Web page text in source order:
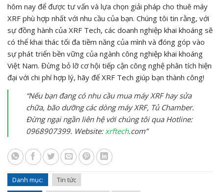
hôm nay để được tư vấn và lựa chọn giải pháp cho thuê máy
XRF phù hợp nhất với nhu cầu của bạn. Chúng tôi tin rằng, với
sự đồng hành của XRF Tech, các doanh nghiệp khai khoáng sẽ
có thể khai thác tối đa tiềm năng của mình và đóng góp vào
sự phát triển bền vững của ngành công nghiệp khai khoáng
Việt Nam. Đừng bỏ lỡ cơ hội tiếp cận công nghệ phân tích hiện
đại với chi phí hợp lý, hãy để XRF Tech giúp bạn thành công!
“Nếu bạn đang có nhu cầu mua máy XRF hay sửa
chữa, bão dưỡng các dòng máy XRF, Tủ Chamber.
Đừng ngại ngần liên hệ với chúng tôi qua Hotline:
0968907399. Website: xrftech.com”
Danh mục:
Tin tức